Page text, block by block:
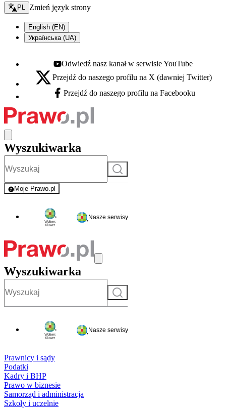
Zmień język - bieżący:
PL Zmień język strony
English (EN)
Українська (UA)
Youtube - otwiera się w nowej karcie
Odwiedź nasz kanał w serwisie YouTube
X - otwiera się w nowej karcie
Przejdź do naszego profilu na X (dawniej Twitter)
Facebook - otwiera się w nowej karcie
Przejdź do naszego profilu na Facebooku
Wyszukiwarka
Szukaj
Moje Prawo.pl
- rejestracja i logowanie do serwisu
Nasze serwisy
Wyszukiwarka
Szukaj
Nasze serwisy
Prawnicy i sądy
Podatki
Kadry i BHP
Prawo w biznesie
Samorząd i administracja
Szkoły i uczelnie